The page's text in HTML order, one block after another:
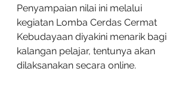
Penyampaian nilai ini melalui
kegiatan Lomba Cerdas Cermat
Kebudayaan diyakini menarik bagi
kalangan pelajar, tentunya akan
dilaksanakan secara online.